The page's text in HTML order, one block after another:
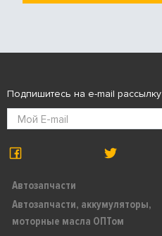
Автозапчасти
Автозапчасти, аккумуляторы,
моторные масла ОПТом
Подпишитесь на e-mail рассылку